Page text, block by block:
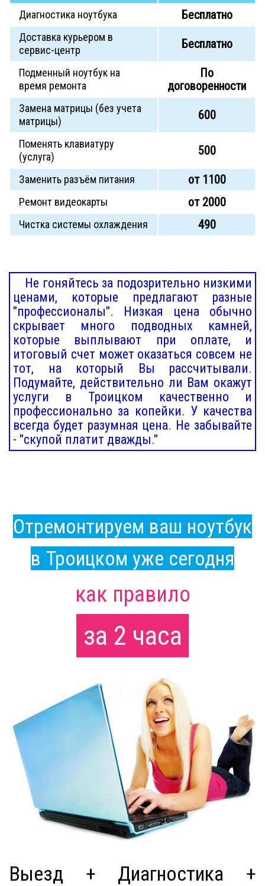
Диагностика ноутбука Бесплатно
Доставка курьером в
сервис-центр
Бесплатно
Подменный ноутбук на
время ремонта
По
договоренности
Замена матрицы (без учета
матрицы)
600
Поменять клавиатуру
(услуга)
500
Заменить разъём питания от 1100
Ремонт видеокарты от 2000
Чистка системы охлаждения 490
Не гоняйтесь за подозрительно низкими
ценами, которые предлагают разные
"профессионалы". Низкая цена обычно
скрывает много подводных камней,
которые выплывают при оплате, и
итоговый счет может оказаться совсем не
тот, на который Вы рассчитывали.
Подумайте, действительно ли Вам окажут
услуги в Троицком качественно и
профессионально за копейки. У качества
всегда будет разумная цена. Не забывайте
- "скупой платит дважды."
Отремонтируем ваш ноутбук
в Троицком уже сегодня
как правило
за 2 часа
Выезд + Диагностика +